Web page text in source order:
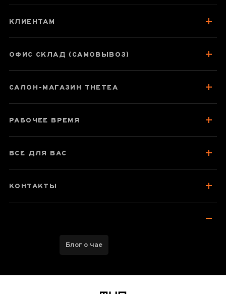
Подарочный Гун
Отзывы чаеманов
КЛИЕНТАМ
ОФИС СКЛАД (САМОВЫВОЗ)
САЛОН-МАГАЗИН THETEA
РАБОЧЕЕ ВРЕМЯ
ВСЕ ДЛЯ ВАС
КОНТАКТЫ
Блог о чае